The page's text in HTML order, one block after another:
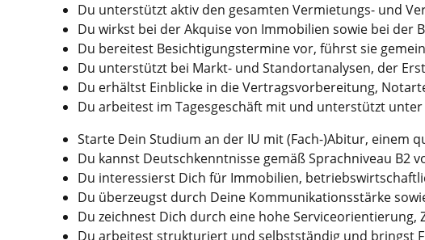
Du unterstützt aktiv den gesamten Vermietungs- und
Du wirkst bei der Akquise von Immobilien sowie bei
Du bereitest Besichtigungstermine vor, führst sie
Du unterstützt bei Markt- und Standortanalysen, der
Du erhältst Einblicke in die Vertragsvorbereitung,
Du arbeitest im Tagesgeschäft mit und unterstützt
Starte Dein Studium an der IU mit (Fach-)Abitur, einem
Du kannst Deutschkenntnisse gemäß Sprachniveau B2
Du interessierst Dich für Immobilien,
Du überzeugst durch Deine Kommunikationsstärke
Du zeichnest Dich durch eine hohe
Du arbeitest strukturiert und selbstständig und bringst